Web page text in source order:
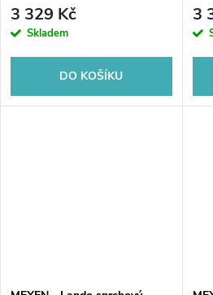
3 329 Kč
Skladem
DO KOŠÍKU
3